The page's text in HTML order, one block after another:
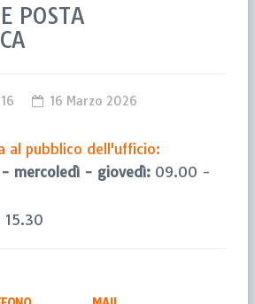
POSTA
16 Marzo 2026
al pubblico dell'ufficio:
mercoledì - giovedì: 09.00 -